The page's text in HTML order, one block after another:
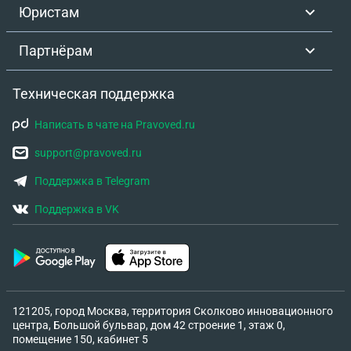
Юристам
Партнёрам
Техническая поддержка
Написать в чате на Pravoved.ru
support@pravoved.ru
Поддержка в Telegram
Поддержка в VK
121205, город Москва, территория Сколково инновационного
центра, Большой бульвар, дом 42 строение 1, этаж 0,
помещение 150, кабинет 5